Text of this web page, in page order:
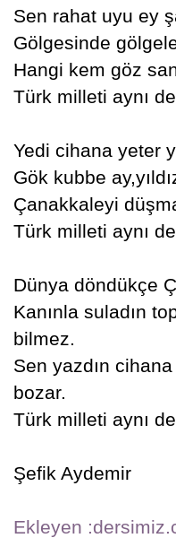
Sen rahat uyu ey
Gölgesinde
Hangi kem göz
Türk milleti aynı
Yedi cihana yeter
Gök kubbe
Çanakkaleyi
Türk milleti aynı
Dünya döndükçe
Kanınla suladın
bilmez.
Sen yazdın
bozar.
Türk milleti aynı
Şefik Aydemir
Ekleyen